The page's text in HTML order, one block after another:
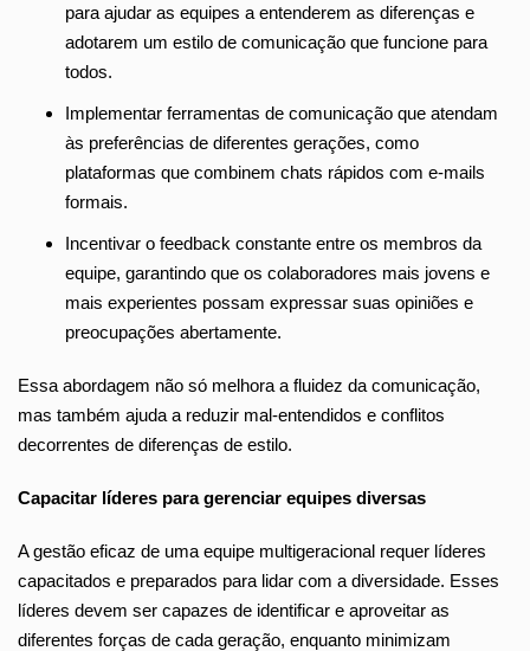
para ajudar as equipes a entenderem as diferenças e
adotarem um estilo de comunicação que funcione para
todos.
Implementar ferramentas de comunicação que atendam
às preferências de diferentes gerações, como
plataformas que combinem chats rápidos com e-mails
formais.
Incentivar o feedback constante entre os membros da
equipe, garantindo que os colaboradores mais jovens e
mais experientes possam expressar suas opiniões e
preocupações abertamente.
Essa abordagem não só melhora a fluidez da comunicação,
mas também ajuda a reduzir mal-entendidos e conflitos
decorrentes de diferenças de estilo.
Capacitar líderes para gerenciar equipes diversas
A gestão eficaz de uma equipe multigeracional requer líderes
capacitados e preparados para lidar com a diversidade. Esses
líderes devem ser capazes de identificar e aproveitar as
diferentes forças de cada geração, enquanto minimizam